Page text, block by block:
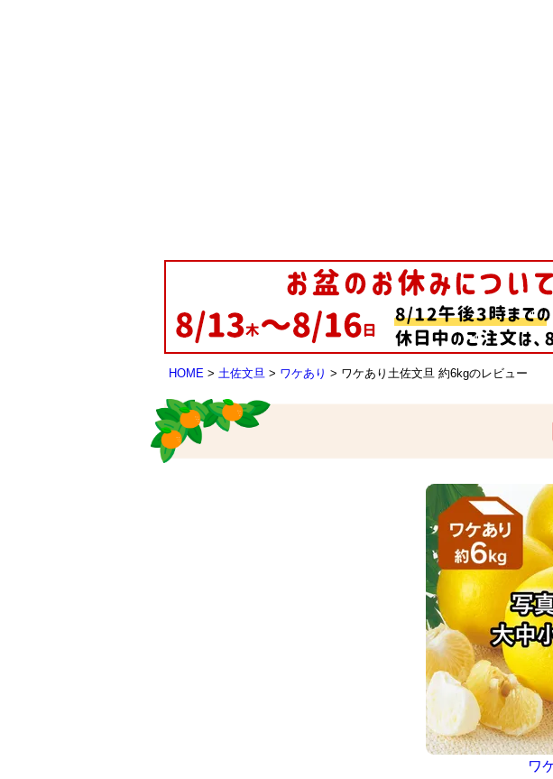
HOME 土佐文旦 ワケあり ワケあり土佐文旦 約6kgのレビュー
ワ